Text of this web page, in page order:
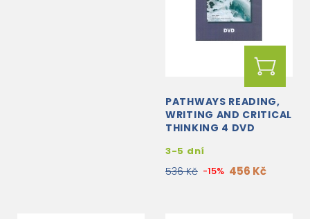
PATHWAYS READING,
WRITING AND CRITICAL
THINKING 4 DVD
3-5 dní
536 Kč -15% 456 Kč